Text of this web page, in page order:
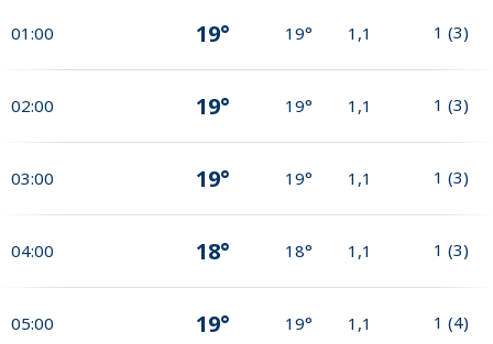
01:00 19° 19° 1,1 1 (3)
02:00 19° 19° 1,1 1 (3)
03:00 19° 19° 1,1 1 (3)
04:00 18° 18° 1,1 1 (3)
05:00 19° 19° 1,1 1 (4)